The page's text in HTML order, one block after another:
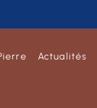
Actualités